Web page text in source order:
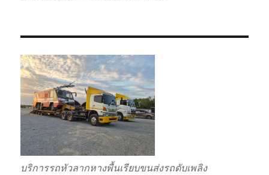
บริการรถหัวลากหางพื้นเรียบขนส่งรถดับเพลิง